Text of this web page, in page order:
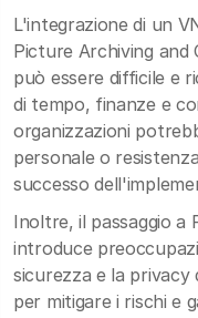
L'integrazione di un
Picture Archiving and
può essere difficile e
di tempo, finanze e
organizzazioni
personale o
successo
Inoltre, il passaggio a
introduce
sicurezza e la privacy
per mitigare i rischi e